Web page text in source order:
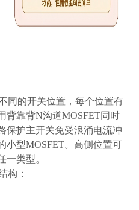
同的开关位置，每个位置有
背靠背N沟道MOSFET同时
保护主开关免受浪涌电流冲
小型MOSFET。高侧位置可
一类型。
构 ：